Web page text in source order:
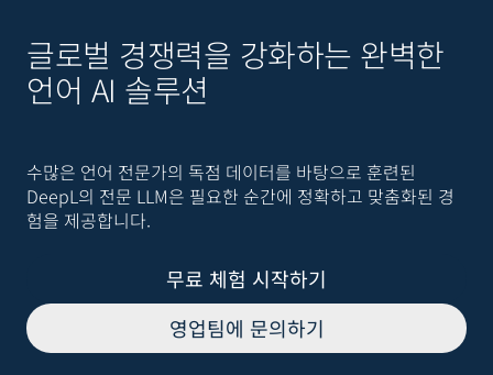
글로벌 경쟁력을 강화하는 완벽한
언어 AI 솔루션
수많은 언어 전문가의 독점 데이터를 바탕으로 훈련된
DeepL의 전문 LLM은 필요한 순간에 정확하고 맞춤화된 경
험을 제공합니다.
무료 체험 시작하기
영업팀에 문의하기